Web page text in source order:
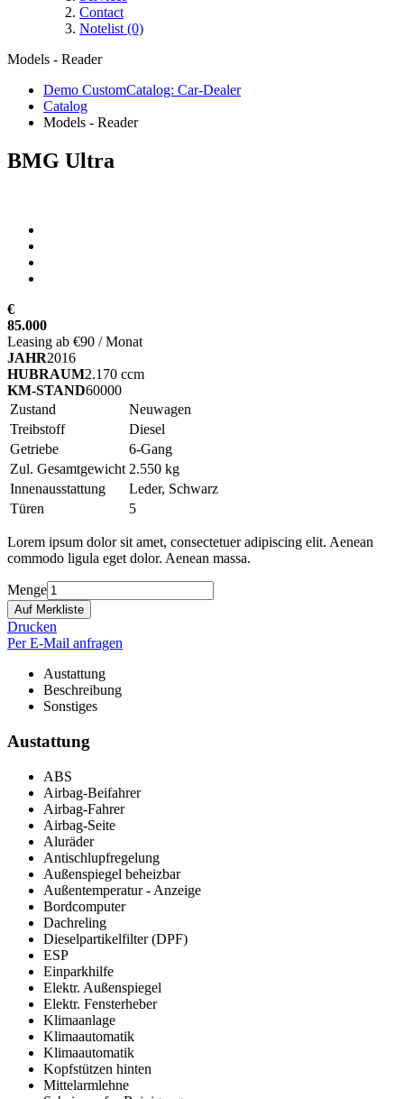
Contact
Notelist (0)
Models - Reader
Demo CustomCatalog: Car-Dealer
Catalog
Models - Reader
BMG Ultra
€
85.000
Leasing ab €90 / Monat
JAHR2016
HUBRAUM2.170 ccm
KM-STAND60000
Zustand
Neuwagen
Treibstoff
Diesel
Getriebe
6-Gang
Zul. Gesamtgewicht 2.550 kg
Innenausstattung
Leder, Schwarz
Türen
5
Lorem ipsum dolor sit amet, consectetuer adipiscing elit. Aenean
commodo ligula eget dolor. Aenean massa.
Menge
Drucken
Per E-Mail anfragen
Austattung
Beschreibung
Sonstiges
Austattung
ABS
Airbag-Beifahrer
Airbag-Fahrer
Airbag-Seite
Aluräder
Antischlupfregelung
Außenspiegel beheizbar
Außentemperatur - Anzeige
Bordcomputer
Dachreling
Dieselpartikelfilter (DPF)
ESP
Einparkhilfe
Elektr. Außenspiegel
Elektr. Fensterheber
Klimaanlage
Klimaautomatik
Klimaautomatik
Kopfstützen hinten
Mittelarmlehne